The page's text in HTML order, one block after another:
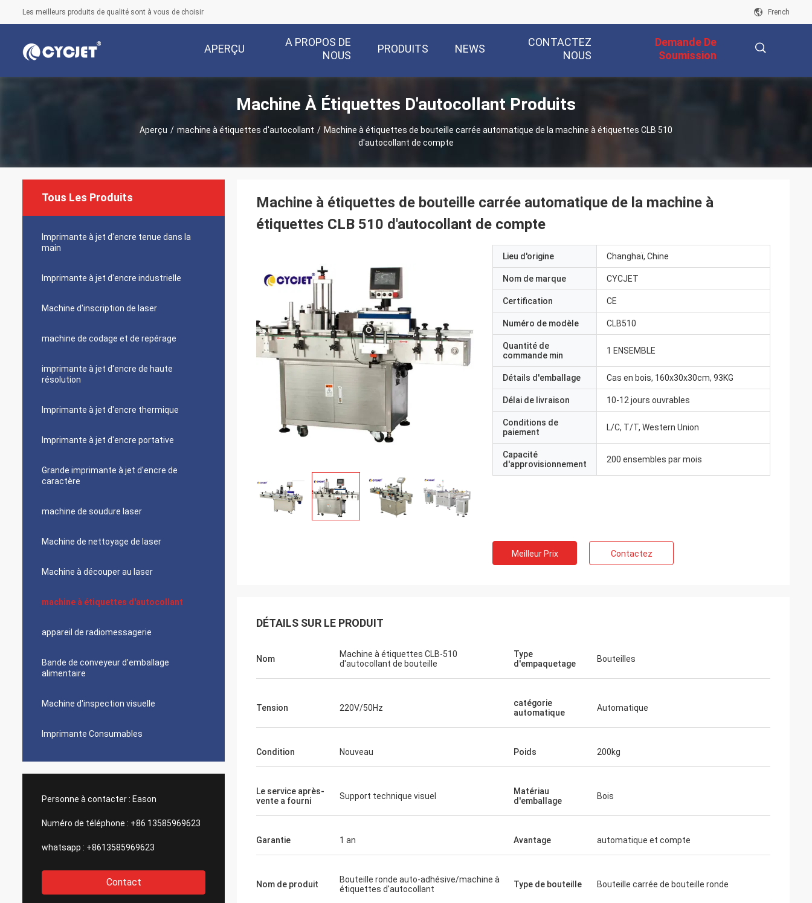
Les meilleurs produits de qualité sont à vous de choisir French
APERÇU
A PROPOS DE
NOUS
PRODUITS NEWS
CONTACTEZ
NOUS
Demande De
Soumission
Machine À Étiquettes D'autocollant Produits
Aperçu / machine à étiquettes d'autocollant / Machine à étiquettes de bouteille carrée automatique de la machine à étiquettes CLB 510
d'autocollant de compte
Tous Les Produits
Imprimante à jet d'encre tenue dans la
main
Imprimante à jet d'encre industrielle
Machine d'inscription de laser
machine de codage et de repérage
imprimante à jet d'encre de haute
résolution
Imprimante à jet d'encre thermique
Imprimante à jet d'encre portative
Grande imprimante à jet d'encre de
caractère
machine de soudure laser
Machine de nettoyage de laser
Machine à découper au laser
machine à étiquettes d'autocollant
appareil de radiomessagerie
Bande de conveyeur d'emballage
alimentaire
Machine d'inspection visuelle
Imprimante Consumables
Personne à contacter : Eason
Numéro de téléphone : +86 13585969623
whatsapp : +8613585969623
Contact
Machine à étiquettes de bouteille carrée automatique de la machine à
étiquettes CLB 510 d'autocollant de compte
Lieu d'origine Changhaï, Chine
Nom de marque CYCJET
Certification CE
Numéro de modèle CLB510
Quantité de
commande min
1 ENSEMBLE
Détails d'emballage Cas en bois, 160x30x30cm, 93KG
Délai de livraison 10-12 jours ouvrables
Conditions de
paiement
L/C, T/T, Western Union
Capacité
d'approvisionnement
200 ensembles par mois
Meilleur Prix Contactez
DÉTAILS SUR LE PRODUIT
Nom
Machine à étiquettes CLB-510
d'autocollant de bouteille
Type
d'empaquetage
Bouteilles
Tension 220V/50Hz
catégorie
automatique
Automatique
Condition Nouveau Poids 200kg
Le service après-
vente a fourni
Support technique visuel
Matériau
d'emballage
Bois
Garantie 1 an Avantage automatique et compte
Nom de produit
Bouteille ronde auto-adhésive/machine à
étiquettes d'autocollant
Type de bouteille Bouteille carrée de bouteille ronde